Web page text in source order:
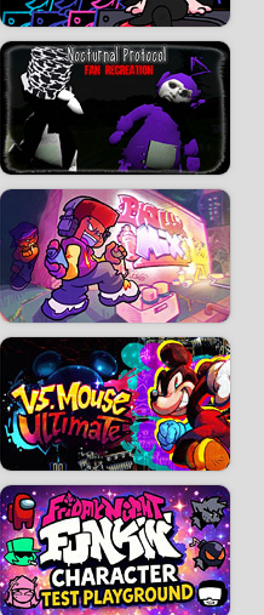
développé parMadManToss.
Character Test Playground 1etFNF
d'autres personnages.
k fois